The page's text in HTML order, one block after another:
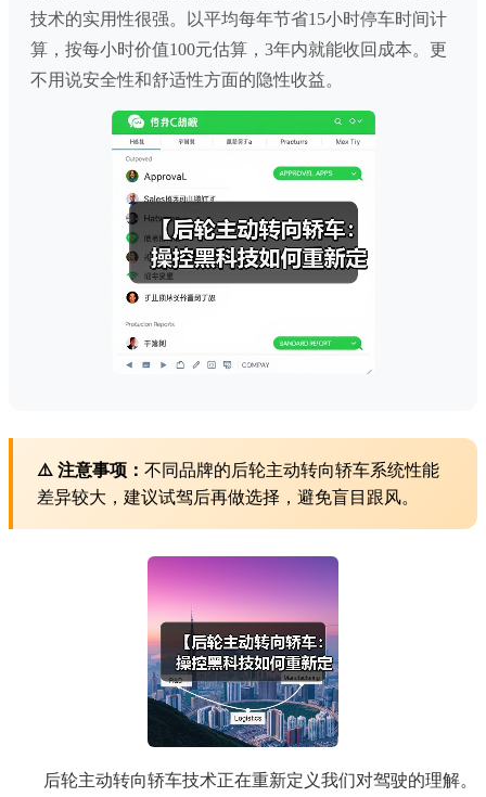
技术的实用性很强。以平均每年节省15小时停车时间计
算，按每小时价值100元估算，3年内就能收回成本。更
不用说安全性和舒适性方面的隐性收益。
⚠️ 注意事项： 不同品牌的后轮主动转向轿车系统性能
差异较大，建议试驾后再做选择，避免盲目跟风。
后轮主动转向轿车技术正在重新定义我们对驾驶的理解。